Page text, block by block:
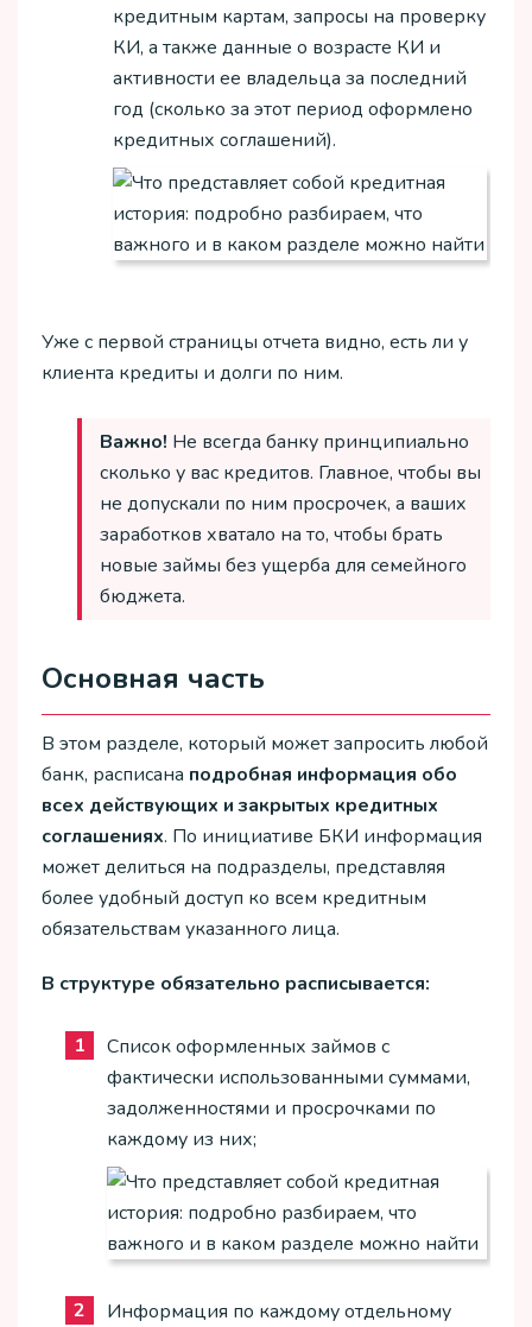
кредитным картам, запросы на проверку
КИ, а также данные о возрасте КИ и
активности ее владельца за последний
год (сколько за этот период оформлено
кредитных соглашений).
Уже с первой страницы отчета видно, есть ли у
клиента кредиты и долги по ним.
Важно! Не всегда банку принципиально
сколько у вас кредитов. Главное, чтобы вы
не допускали по ним просрочек, а ваших
заработков хватало на то, чтобы брать
новые займы без ущерба для семейного
бюджета.
Основная часть
В этом разделе, который может запросить любой
банк, расписана подробная информация обо
всех действующих и закрытых кредитных
соглашениях. По инициативе БКИ информация
может делиться на подразделы, представляя
более удобный доступ ко всем кредитным
обязательствам указанного лица.
В структуре обязательно расписывается:
Список оформленных займов с
фактически использованными суммами,
задолженностями и просрочками по
каждому из них;
Информация по каждому отдельному